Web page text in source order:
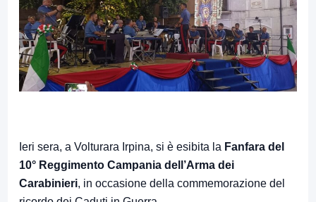
Ieri sera, a Volturara Irpina, si è esibita la Fanfara del
10° Reggimento Campania dell’Arma dei
Carabinieri, in occasione della commemorazione del